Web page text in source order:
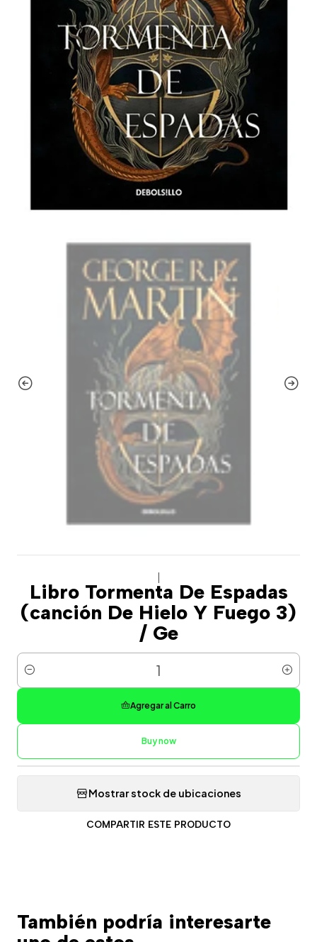
Libro Tormenta De Espadas
(canción De Hielo Y Fuego 3)
/ Ge
Cantidad
Agregar al Carro
Buy now
Mostrar stock de ubicaciones
COMPARTIR ESTE PRODUCTO
También podría interesarte